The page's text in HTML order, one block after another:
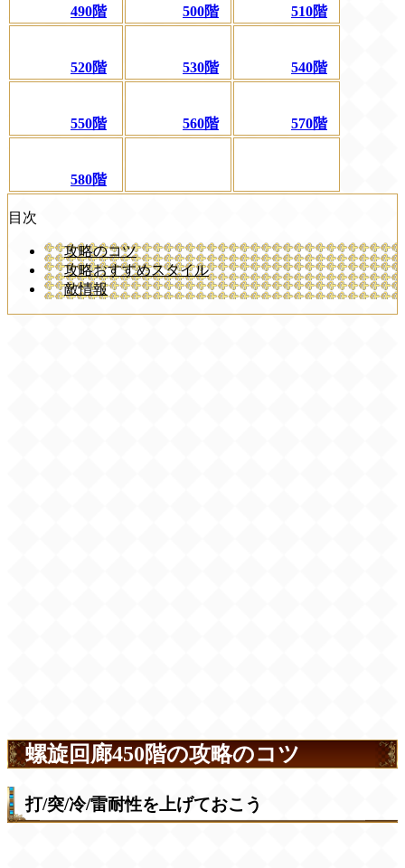
490階 500階 510階
520階 530階 540階
550階 560階 570階
580階
目次
攻略のコツ
攻略おすすめスタイル
敵情報
螺旋回廊450階の攻略のコツ
打/突/冷/雷耐性を上げておこう